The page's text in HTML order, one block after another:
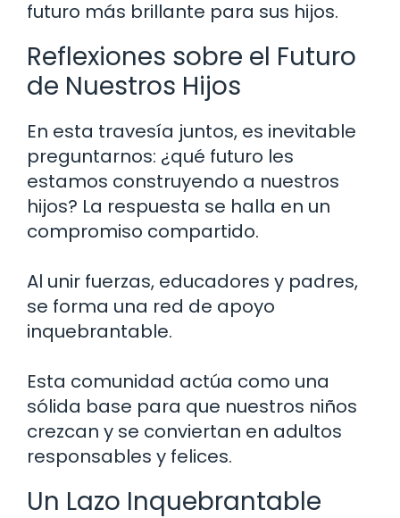
futuro más brillante para sus hijos.
Reflexiones sobre el Futuro
de Nuestros Hijos
En esta travesía juntos, es inevitable
preguntarnos: ¿qué futuro les
estamos construyendo a nuestros
hijos? La respuesta se halla en un
compromiso compartido.
Al unir fuerzas, educadores y padres,
se forma una red de apoyo
inquebrantable.
Esta comunidad actúa como una
sólida base para que nuestros niños
crezcan y se conviertan en adultos
responsables y felices.
Un Lazo Inquebrantable